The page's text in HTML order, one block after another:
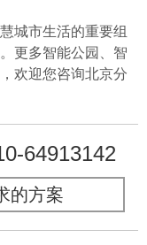
城市生活的重要组
更多智能公园、智
欢迎您咨询北京分
64913142
的方案